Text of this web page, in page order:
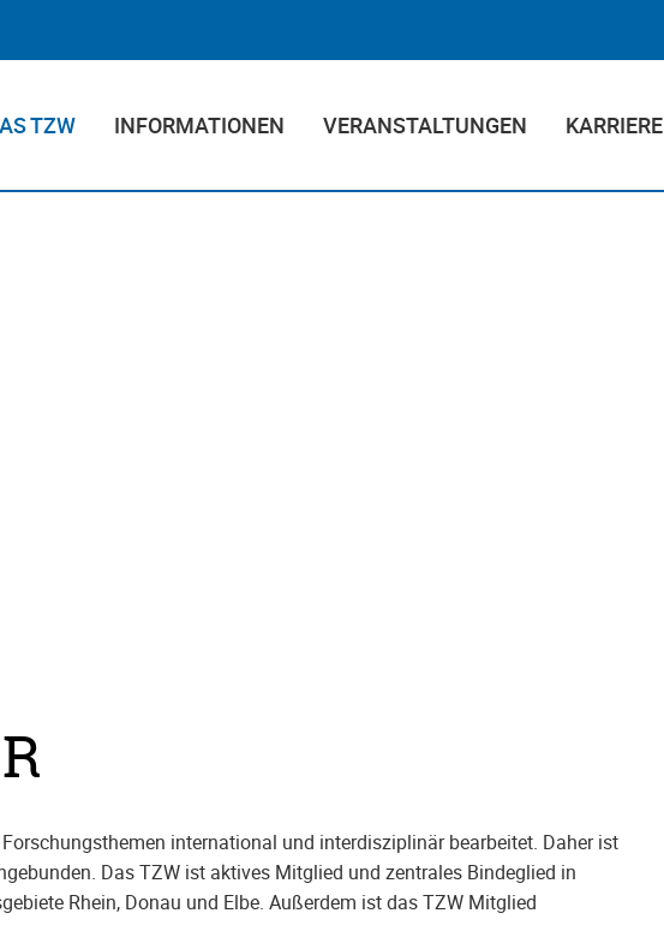
TZW INFORMATIONEN VERANSTALTUNGEN KARRIERE
international und interdisziplinär bearbeitet. Daher ist
Das TZW ist aktives Mitglied und zentrales Bindeglied in
Rhein, Donau und Elbe. Außerdem ist das TZW Mitglied